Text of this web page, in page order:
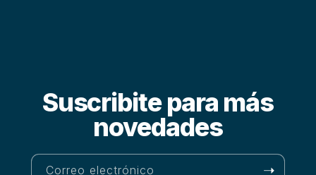
Suscribite para más
novedades
Correo electrónico